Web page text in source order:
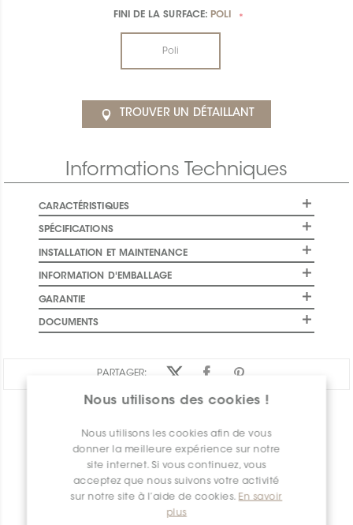
Nous utilisons des cookies !
Nous utilisons les cookies afin de vous
donner la meilleure expérience sur notre
site internet. Si vous continuez, vous
acceptez que nous suivons votre activité
sur notre site à l’aide de cookies. En savoir
plus
FINI DE LA SURFACE: POLI *
Poli
TROUVER UN DÉTAILLANT
Informations Techniques
CARACTÉRISTIQUES
SPÉCIFICATIONS
INSTALLATION ET MAINTENANCE
INFORMATION D'EMBALLAGE
GARANTIE
DOCUMENTS
PARTAGER: